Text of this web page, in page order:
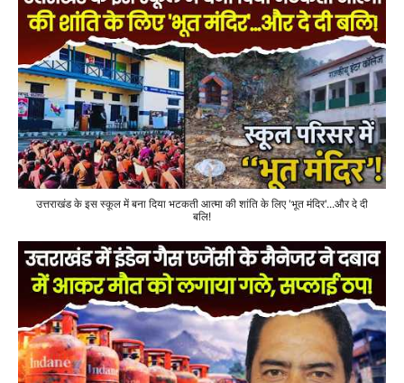
उत्तराखंड के इस स्कूल में बना दिया भटकती आत्मा की शांति के लिए 'भूत मंदिर'...और दे दी
बलि!